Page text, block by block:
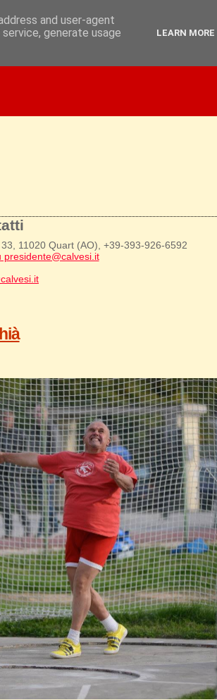
11020 Quart (AO), +39-393-926-6592
and user-agent
generate usage
LEARN MORE